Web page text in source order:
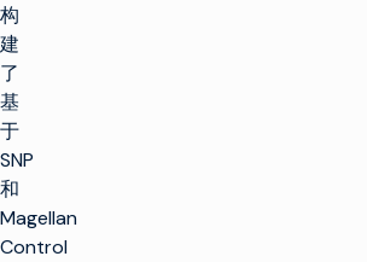
构
建
了
基
于
SNP
和
Magellan
Control